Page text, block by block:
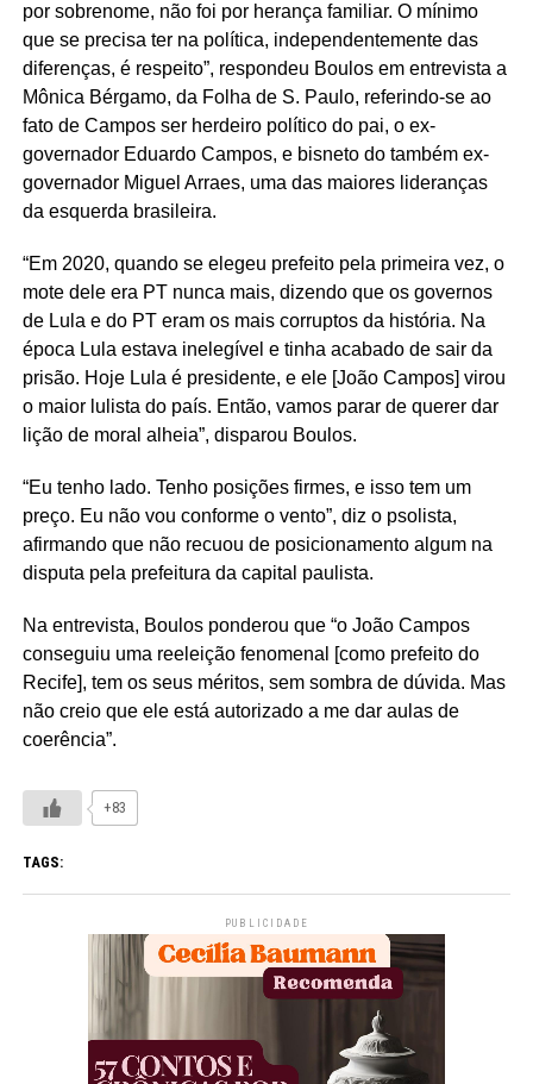
por sobrenome, não foi por herança familiar. O mínimo
que se precisa ter na política, independentemente das
diferenças, é respeito”, respondeu Boulos em entrevista a
Mônica Bérgamo, da Folha de S. Paulo, referindo-se ao
fato de Campos ser herdeiro político do pai, o ex-
governador Eduardo Campos, e bisneto do também ex-
governador Miguel Arraes, uma das maiores lideranças
da esquerda brasileira.
“Em 2020, quando se elegeu prefeito pela primeira vez, o
mote dele era PT nunca mais, dizendo que os governos
de Lula e do PT eram os mais corruptos da história. Na
época Lula estava inelegível e tinha acabado de sair da
prisão. Hoje Lula é presidente, e ele [João Campos] virou
o maior lulista do país. Então, vamos parar de querer dar
lição de moral alheia”, disparou Boulos.
“Eu tenho lado. Tenho posições firmes, e isso tem um
preço. Eu não vou conforme o vento”, diz o psolista,
afirmando que não recuou de posicionamento algum na
disputa pela prefeitura da capital paulista.
Na entrevista, Boulos ponderou que “o João Campos
conseguiu uma reeleição fenomenal [como prefeito do
Recife], tem os seus méritos, sem sombra de dúvida. Mas
não creio que ele está autorizado a me dar aulas de
coerência”.
+83
TAGS:
PUBLICIDADE